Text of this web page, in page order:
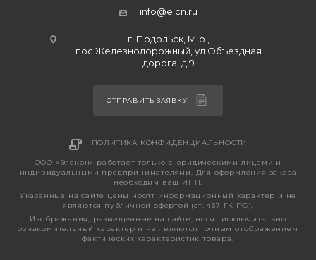
info@elcn.ru
г. Подольск, М.о.,
пос.Железнодорожный, ул.Объездная
дорога, д.9
ОТПРАВИТЬ ЗАЯВКУ
ПОЛИТИКА КОНФИДЕНЦИАЛЬНОСТИ
ООО «Элекон» работает только с юридическими лицами и
индивидуальными предпринимателями. Для оформления заказа
необходим ваш ИНН.
Указанные на сайте цены носят информационный характер и не
являются публичной офертой (ст. 437 ГК РФ).
Изображения, размещенные на сайте, носят исключительно
ознакомительный характер и не являются точным отображением
фактических характеристик товара.